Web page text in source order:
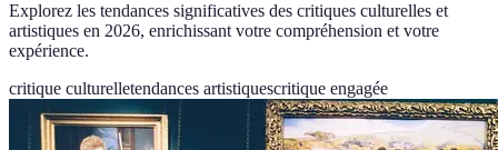
Explorez les tendances significatives des critiques culturelles et
artistiques en 2026, enrichissant votre compréhension et votre
expérience.
critique culturelletendances artistiquescritique engagée